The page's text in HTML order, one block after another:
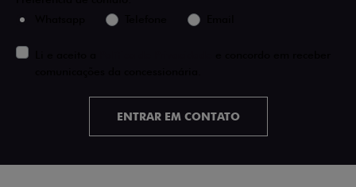
ENTRAR EM CONTATO